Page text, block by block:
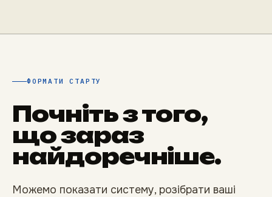
ФОРМАТИ СТАРТУ
Почніть з того,
що зараз
найдоречніше.
Можемо показати систему, розібрати ваші